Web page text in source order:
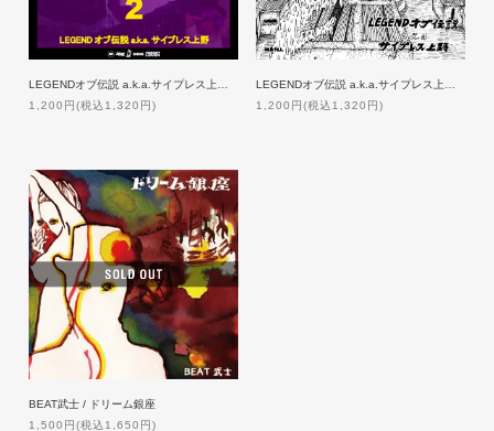
1,200円(税込1,320円)
1,200円(税込1,320円)
BEAT武士 / ドリーム銀座
1,500円(税込1,650円)